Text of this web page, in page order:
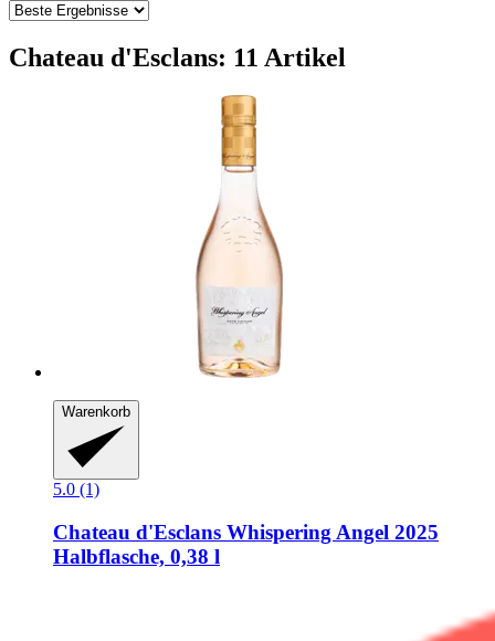
Chateau d'Esclans: 11 Artikel
Warenkorb
5.0 (1)
Chateau d'Esclans Whispering Angel 2025
Halbflasche, 0,38 l